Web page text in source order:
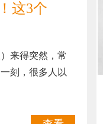
这3个
得突然，常
刻，很多人以